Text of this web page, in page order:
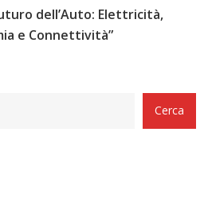
dell’Auto: Elettricità,
e Connettività”
Cerca